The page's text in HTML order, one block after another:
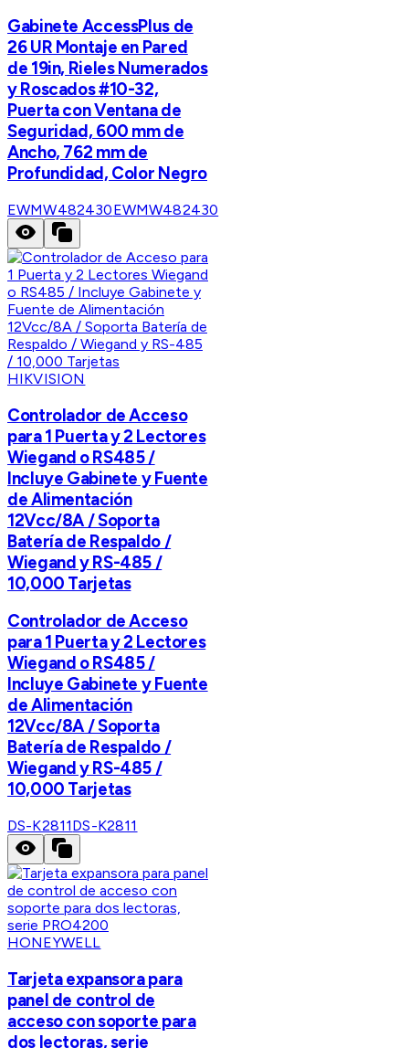
Gabinete AccessPlus de
26 UR Montaje en Pared
de 19in, Rieles Numerados
y Roscados #10-32,
Puerta con Ventana de
Seguridad, 600 mm de
Ancho, 762 mm de
Profundidad, Color Negro
EWMW482430EWMW482430
HIKVISION
Controlador de Acceso
para 1 Puerta y 2 Lectores
Wiegand o RS485 /
Incluye Gabinete y Fuente
de Alimentación
12Vcc/8A / Soporta
Batería de Respaldo /
Wiegand y RS-485 /
10,000 Tarjetas
Controlador de Acceso
para 1 Puerta y 2 Lectores
Wiegand o RS485 /
Incluye Gabinete y Fuente
de Alimentación
12Vcc/8A / Soporta
Batería de Respaldo /
Wiegand y RS-485 /
10,000 Tarjetas
DS-K2811DS-K2811
HONEYWELL
Tarjeta expansora para
panel de control de
acceso con soporte para
dos lectoras, serie